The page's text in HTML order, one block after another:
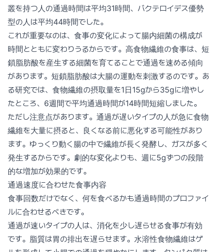
叢を持つ人の通過時間は平均31時間、バクテロイデス優勢
型の人は平均44時間でした。
これが重要なのは、食事の変化によって腸内細菌の構成が
時間とともに変わりうるからです。高食物繊維の食事は、短
鎖脂肪酸を産生する細菌を育てることで通過を速める傾向
があります。短鎖脂肪酸は大腸の運動を刺激するのです。あ
る研究では、食物繊維の摂取量を1日15gから35gに増やし
たところ、6週間で平均通過時間が14時間短縮しました。
ただし注意点があります。通過が遅いタイプの人が急に食物
繊維を大量に摂ると、良くなる前に悪化する可能性があり
ます。ゆっくり動く腸の中で繊維が長く発酵し、ガスが多く
発生するからです。劇的な変化よりも、週に5gずつの段階
的な増加が効果的です。
通過速度に合わせた食事内容
食事回数だけでなく、何を食べるかも通過時間のプロファイ
ルに合わせるべきです。
通過が速いタイプの人は、消化を少し遅らせる食事が有効
です。脂質は胃の排出を遅らせます。水溶性食物繊維はゲ